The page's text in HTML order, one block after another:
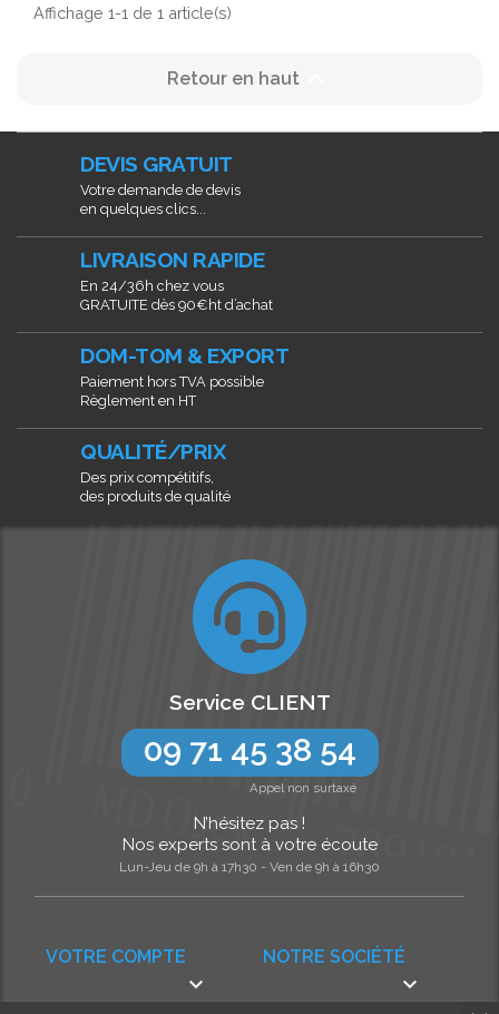
Affichage 1-1 de 1 article(s)
Retour en haut
DEVIS GRATUIT
Votre demande de devis
en quelques clics...
LIVRAISON RAPIDE
En 24/36h chez vous
GRATUITE dès 90€ht d’achat
DOM-TOM & EXPORT
Paiement hors TVA possible
Règlement en HT
QUALITÉ/PRIX
Des prix compétitifs,
des produits de qualité
NOTRE SOCIÉTÉ

VOTRE COMPTE

Service CLIENT
09 71 45 38 54
Appel non surtaxé
N’hésitez pas !
Nos experts sont à votre écoute
Lun-Jeu de 9h à 17h30 - Ven de 9h à 16h30